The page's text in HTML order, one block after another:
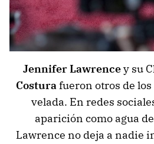
Jennifer Lawrencey su
Costurafueron otros de
velada. En redes
aparición como agua
Lawrence no deja a nadie